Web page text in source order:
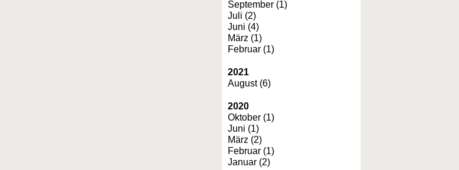
September (1)
Juli (2)
Juni (4)
März (1)
Februar (1)
2021
August (6)
2020
Oktober (1)
Juni (1)
März (2)
Februar (1)
Januar (2)